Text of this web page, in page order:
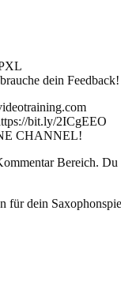
dein Feedback!
bit.ly/2ICgEEO
CHANNEL!
Bereich.
dein